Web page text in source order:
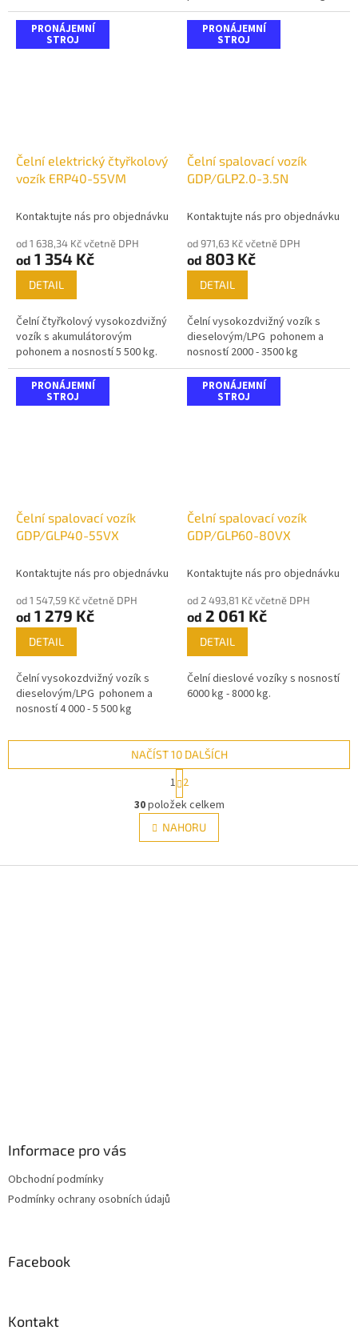
PRONÁJEMNÍ
STROJ
Čelní elektrický čtyřkolový
vozík ERP40-55VM
Kontaktujte nás pro objednávku
od 1 638,34 Kč včetně DPH
od 1 354 Kč
DETAIL
Čelní čtyřkolový vysokozdvižný
vozík s akumulátorovým
pohonem a nosností 5 500 kg.
PRONÁJEMNÍ
STROJ
Čelní spalovací vozík
GDP/GLP2.0-3.5N
Kontaktujte nás pro objednávku
od 971,63 Kč včetně DPH
od 803 Kč
DETAIL
Čelní vysokozdvižný vozík s
dieselovým/LPG pohonem a
nosností 2000 - 3500 kg
PRONÁJEMNÍ
STROJ
Čelní spalovací vozík
GDP/GLP40-55VX
Kontaktujte nás pro objednávku
od 1 547,59 Kč včetně DPH
od 1 279 Kč
DETAIL
Čelní vysokozdvižný vozík s
dieselovým/LPG pohonem a
nosností 4 000 - 5 500 kg
PRONÁJEMNÍ
STROJ
Čelní spalovací vozík
GDP/GLP60-80VX
Kontaktujte nás pro objednávku
od 2 493,81 Kč včetně DPH
od 2 061 Kč
DETAIL
Čelní dieslové vozíky s nosností
6000 kg - 8000 kg.
O
v
l
á
NAČÍST 10 DALŠÍCH
S
t
r
á
n
k
v
1 2
30položek celkem
NAHORU
Informace pro vás
Obchodní podmínky
Podmínky ochrany osobních údajů
Facebook
Kontakt